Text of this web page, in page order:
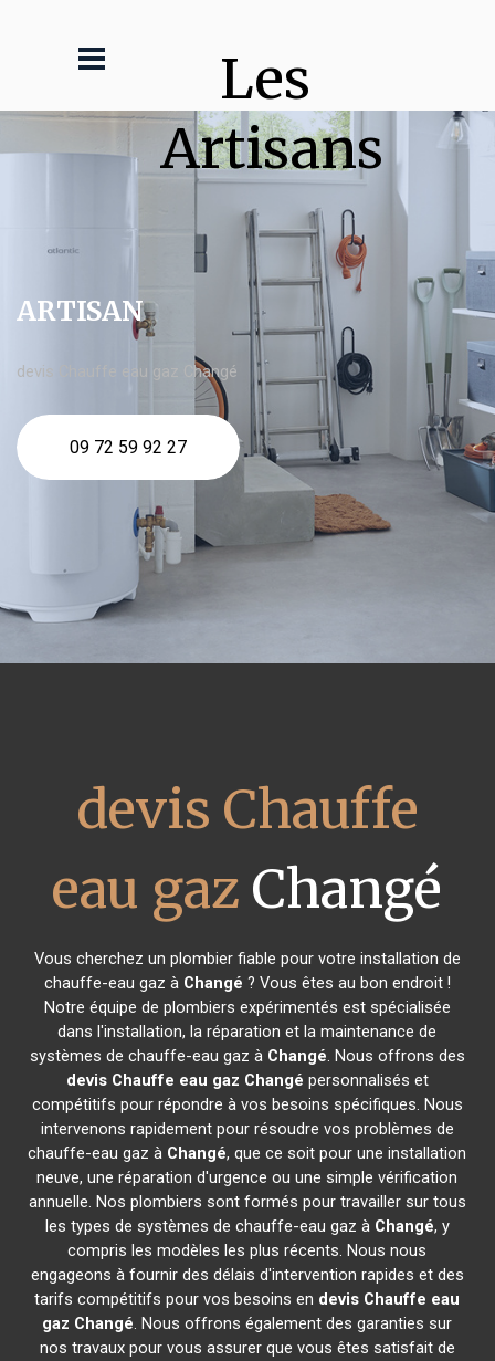
Les
Artisans
ARTISAN
devis Chauffe eau gaz Changé
09 72 59 92 27
devis Chauffe
eau gaz Changé
Vous cherchez un plombier fiable pour votre installation de
chauffe-eau gaz à Changé ? Vous êtes au bon endroit !
Notre équipe de plombiers expérimentés est spécialisée
dans l'installation, la réparation et la maintenance de
systèmes de chauffe-eau gaz à Changé. Nous offrons des
devis Chauffe eau gaz Changé personnalisés et
compétitifs pour répondre à vos besoins spécifiques. Nous
intervenons rapidement pour résoudre vos problèmes de
chauffe-eau gaz à Changé, que ce soit pour une installation
neuve, une réparation d'urgence ou une simple vérification
annuelle. Nos plombiers sont formés pour travailler sur tous
les types de systèmes de chauffe-eau gaz à Changé, y
compris les modèles les plus récents. Nous nous
engageons à fournir des délais d'intervention rapides et des
tarifs compétitifs pour vos besoins en devis Chauffe eau
gaz Changé. Nous offrons également des garanties sur
nos travaux pour vous assurer que vous êtes satisfait de